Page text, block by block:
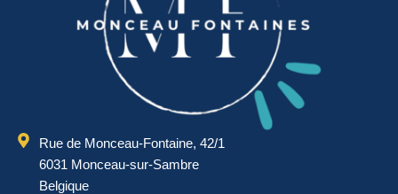
Rue de Monceau-Fontaine, 42/1
6031 Monceau-sur-Sambre
Belgique